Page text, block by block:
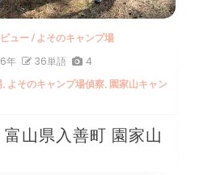
ュー/ よそのキャンプ場
6年 36単語 4
, よそのキャンプ場偵察, 園家山キャン
富山県入善町 園家山